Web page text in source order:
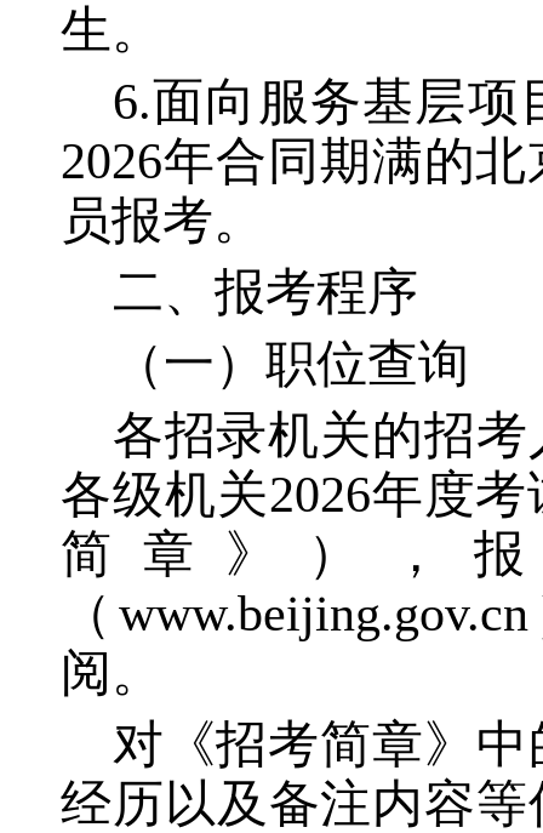
生。
6.面向服务基层
2026年合同期满的
员报考。
二、报考程序
（一）职位查询
各招录机关的招
各级机关2026年度
简章》），
（
阅。
对《招考简章》
经历以及备注内容